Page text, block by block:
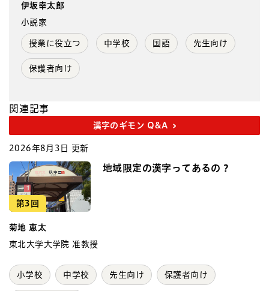
伊坂幸太郎
小説家
授業に役立つ 中学校 国語 先生向け
保護者向け
関連記事
漢字のギモン Q&A
2026年8月3日 更新
第3回
地域限定の漢字ってあるの？
菊地 恵太
東北大学大学院 准教授
小学校 中学校 先生向け 保護者向け